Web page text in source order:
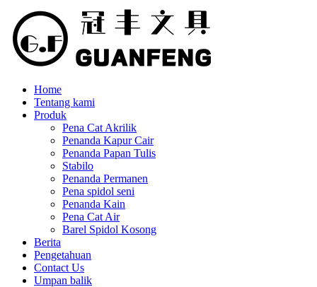
Home
Tentang kami
Produk
Pena Cat Akrilik
Penanda Kapur Cair
Penanda Papan Tulis
Stabilo
Penanda Permanen
Pena spidol seni
Penanda Kain
Pena Cat Air
Barel Spidol Kosong
Berita
Pengetahuan
Contact Us
Umpan balik